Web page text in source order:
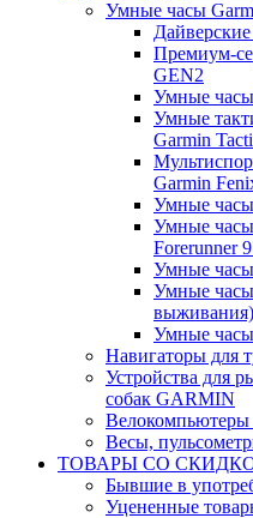
Умные часы
Премиум-
GEN2
Умные
Умные
Garmin
Garmin
Умные
Умные часы
Forerunner
Умные
Умные
Умные
Навигаторы для
Устройства для
собак GARMIN
Велокомпьютеры
Весы,
ТОВАРЫ СО
Бывшие в
Уцененные